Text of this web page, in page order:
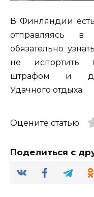
В Финляндии
отправляясь в
обязательно
не испортить
штрафом и
Удачного отдыха.
Оцените статью
Поделиться с